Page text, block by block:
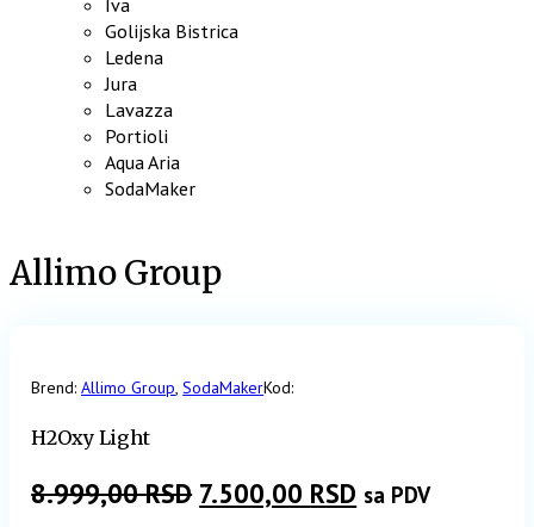
Golijska Bistrica
Ledena
Jura
Lavazza
Portioli
Aqua Aria
SodaMaker
Allimo Group
Brend:Allimo Group,SodaMakerKod:
H2Oxy Light
8.999,00RSD Originalna
7.500,00 RSD Trenutna
sa PDV